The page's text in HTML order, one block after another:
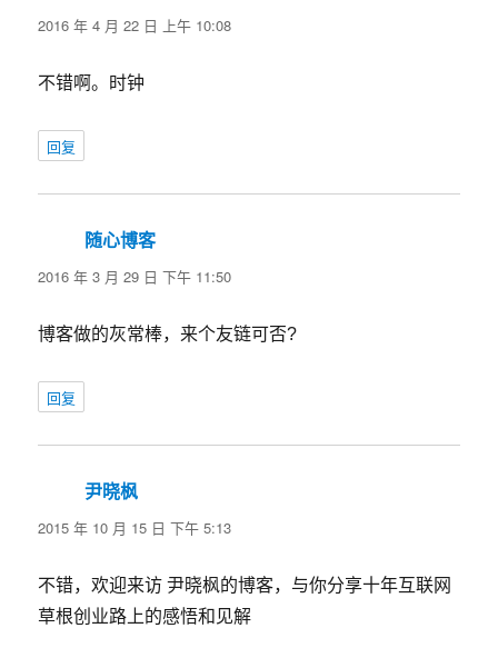
道：
2016 年 4 月 22 日 上午 10:08
不错啊。时钟
回复
随心博客说
道：
2016 年 3 月 29 日 下午 11:50
博客做的灰常棒，来个友链可否?
回复
尹晓枫
道：
2015 年 10 月 15 日 下午 5:13
不错，欢迎来访 尹晓枫的博客，与你分享十年互联网
草根创业路上的感悟和见解